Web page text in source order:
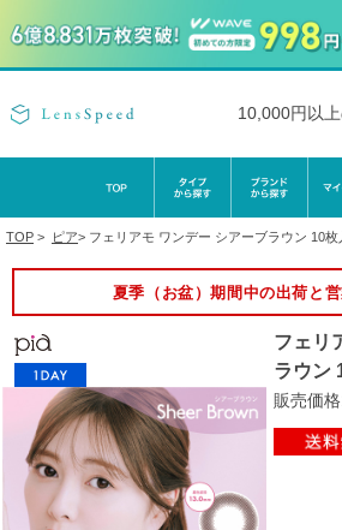
10,000円以
TOP > ピア> フェリアモ ワンデー シアーブラウン 10枚
夏季（お盆）期間中の出荷と
フェリ
ラウン
販売価